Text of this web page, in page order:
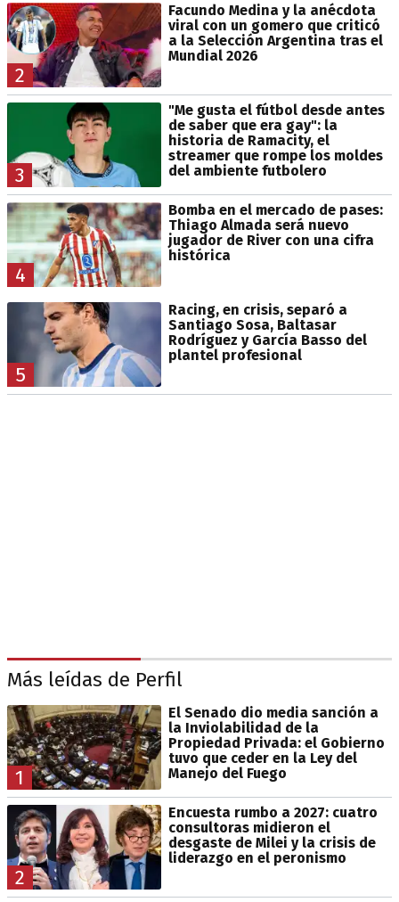
2
Facundo Medina y la anécdota
viral con un gomero que criticó
a la Selección Argentina tras el
Mundial 2026
3
"Me gusta el fútbol desde antes
de saber que era gay": la
historia de Ramacity, el
streamer que rompe los moldes
del ambiente futbolero
4
Bomba en el mercado de pases:
Thiago Almada será nuevo
jugador de River con una cifra
histórica
5
Racing, en crisis, separó a
Santiago Sosa, Baltasar
Rodríguez y García Basso del
plantel profesional
Más leídas de Perfil
1
El Senado dio media sanción a
la Inviolabilidad de la
Propiedad Privada: el Gobierno
tuvo que ceder en la Ley del
Manejo del Fuego
2
Encuesta rumbo a 2027: cuatro
consultoras midieron el
desgaste de Milei y la crisis de
liderazgo en el peronismo